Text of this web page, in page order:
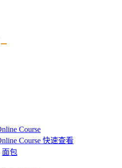
快速查看
面包